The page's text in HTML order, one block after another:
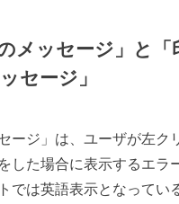
メッセージ」と「
セージ」
ージ」は、ユーザが左ク
した場合に表示するエラ
では英語表示となってい